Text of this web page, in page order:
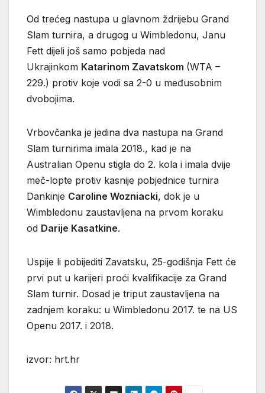
Od trećeg nastupa u glavnom ždrijebu Grand
Slam turnira, a drugog u Wimbledonu, Janu
Fett dijeli još samo pobjeda nad
Ukrajinkom Katarinom Zavatskom (WTA –
229.) protiv koje vodi sa 2-0 u međusobnim
dvobojima.
Vrbovčanka je jedina dva nastupa na Grand
Slam turnirima imala 2018., kad je na
Australian Openu stigla do 2. kola i imala dvije
meč-lopte protiv kasnije pobjednice turnira
Dankinje Caroline Wozniacki, dok je u
Wimbledonu zaustavljena na prvom koraku
od Darije Kasatkine.
Uspije li pobijediti Zavatsku, 25-godišnja Fett će
prvi put u karijeri proći kvalifikacije za Grand
Slam turnir. Dosad je triput zaustavljena na
zadnjem koraku: u Wimbledonu 2017. te na US
Openu 2017. i 2018.
izvor: hrt.hr